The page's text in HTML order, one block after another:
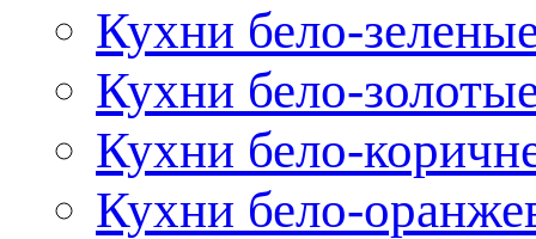
Кухни бело-
Кухни бело-
Кухни бело-
Кухни бело-